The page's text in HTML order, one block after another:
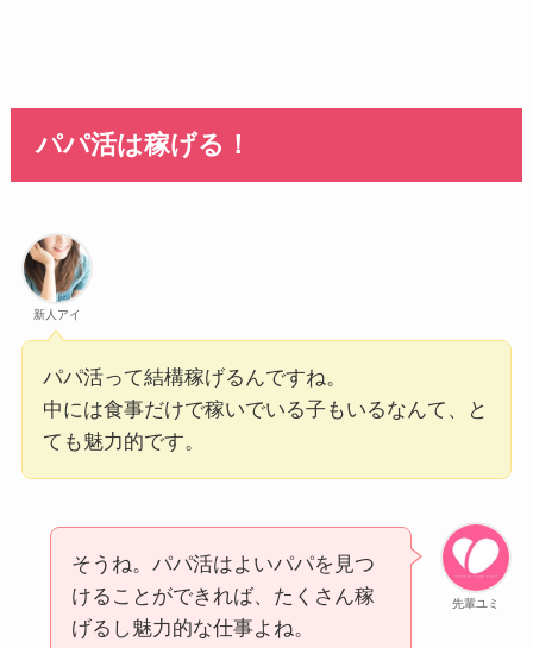
パパ活は稼げる！
新人アイ
パパ活って結構稼げるんですね。
中には食事だけで稼いでいる子もいるなんて、と
ても魅力的です。
先輩ユミ
そうね。パパ活はよいパパを見つ
けることができれば、たくさん稼
げるし魅力的な仕事よね。